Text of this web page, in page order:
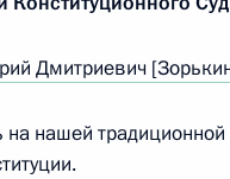
Конституционного
Дмитриевич
на нашей